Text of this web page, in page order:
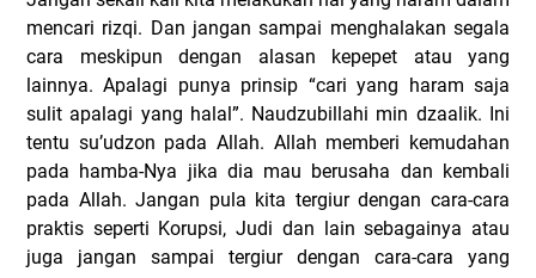
mencari rizqi. Dan jangan sampai menghalakan segala
cara meskipun dengan alasan kepepet atau yang
lainnya. Apalagi punya prinsip “cari yang haram saja
sulit apalagi yang halal”. Naudzubillahi min dzaalik. Ini
tentu su’udzon pada Allah. Allah memberi kemudahan
pada hamba-Nya jika dia mau berusaha dan kembali
pada Allah. Jangan pula kita tergiur dengan cara-cara
praktis seperti Korupsi, Judi dan lain sebagainya atau
juga jangan sampai tergiur dengan cara-cara yang